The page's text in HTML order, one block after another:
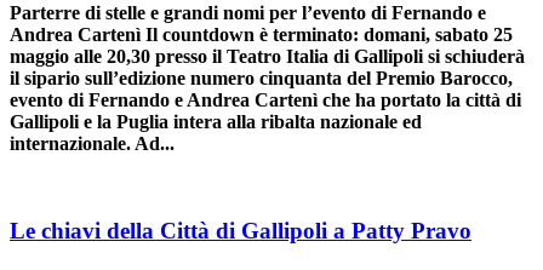
Parterre di stelle e grandi nomi per l’evento di Fernando e
Andrea Cartenì Il countdown è terminato: domani, sabato 25
maggio alle 20,30 presso il Teatro Italia di Gallipoli si schiuderà
il sipario sull’edizione numero cinquanta del Premio Barocco,
evento di Fernando e Andrea Cartenì che ha portato la città di
Gallipoli e la Puglia intera alla ribalta nazionale ed
internazionale. Ad...
Le chiavi della Città di Gallipoli a Patty Pravo